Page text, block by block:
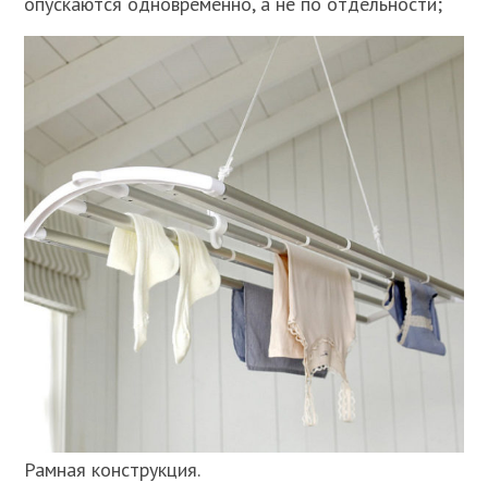
Рамная конструкция.